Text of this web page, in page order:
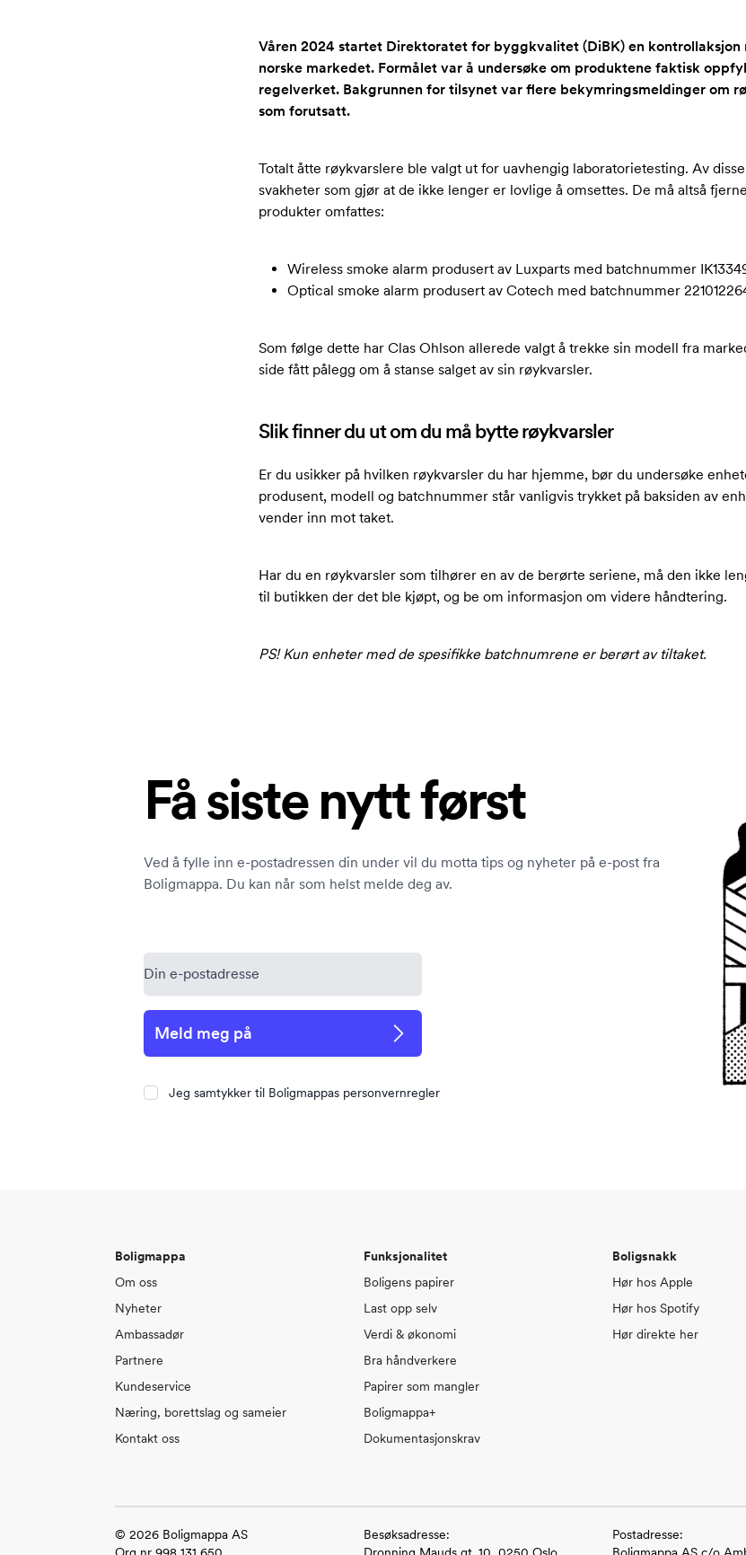
Våren 2024 startet Direktoratet for byggkvalitet (DiBK) en
norske markedet. Formålet var å undersøke om produktene faktisk
regelverket. Bakgrunnen for tilsynet var flere bekymringsmeldinger om
som forutsatt.
Totalt åtte røykvarslere ble valgt ut for uavhengig laboratorietesting. Av
svakheter som gjør at de ikke lenger er lovlige å omsettes. De må altså
produkter omfattes:
Wireless smoke alarm produsert av Luxparts med batchnummer
Optical smoke alarm produsert av Cotech med batchnummer
Som følge dette har Clas Ohlson allerede valgt å trekke sin modell fra
side fått pålegg om å stanse salget av sin røykvarsler.
Slik finner du ut om du må bytte røykvarsler
Er du usikker på hvilken røykvarsler du har hjemme, bør du undersøke
produsent, modell og batchnummer står vanligvis trykket på baksiden av
vender inn mot taket.
Har du en røykvarsler som tilhører en av de berørte seriene, må den ikke
til butikken der det ble kjøpt, og be om informasjon om videre håndtering.
PS! Kun enheter med de spesifikke batchnumrene er berørt av tiltaket.
Få siste nytt først
Ved å fylle inn e-postadressen din under vil du motta tips og nyheter på e-post fra
Boligmappa. Du kan når som helst melde deg av.
Meld meg på
Jeg samtykker til Boligmappas personvernregler
Boligmappa
Om oss
Nyheter
Ambassadør
Partnere
Kundeservice
Næring, borettslag og sameier
Kontakt oss
Funksjonalitet
Boligens papirer
Last opp selv
Verdi & økonomi
Bra håndverkere
Papirer som mangler
Boligmappa+
Dokumentasjonskrav
Boligsnakk
Hør hos Apple
Hør hos Spotify
Hør direkte her
© 2026 Boligmappa AS
Besøksadresse:
Postadresse: